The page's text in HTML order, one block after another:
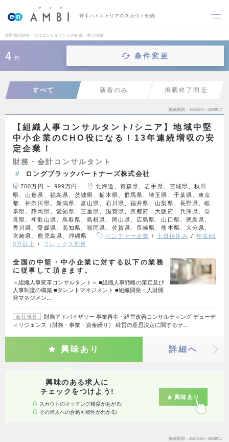
若手ハイキャリアのスカウト転職
長野県の財務・会計コンサルタントの転職・求人情報
4 件 条件変更
すべて 新着のみ 掲載終了間近
掲載期間 26/08/04～26/08/17
【組織人事コンサルタント/シニア】地域中堅
中小企業のCHO役になる！13年連続増収の安
定企業！
財務・会計コンサルタント
ロングブラックパートナーズ株式会社
700万円 ～ 999万円
北海道、青森県、岩手県、宮城県、秋田
県、山形県、福島県、茨城県、栃木県、群馬県、埼玉県、千葉県、東京
都、神奈川県、新潟県、富山県、石川県、福井県、山梨県、長野県、岐
阜県、静岡県、愛知県、三重県、滋賀県、京都府、大阪府、兵庫県、奈
良県、和歌山県、鳥取県、島根県、岡山県、広島県、山口県、徳島県、
香川県、愛媛県、高知県、福岡県、佐賀県、長崎県、熊本県、大分県、
宮崎県、鹿児島県、沖縄県
ベンチャー企業 土日祝休み
年収60
0万以上
フレックス勤務
全国の中堅・中小企業に対する以下の業務
に従事して頂きます。
＜組織人事変革コンサルタント＞ ■組織人事戦略の策定及び
人事制度の構築 ■タレントマネジメント ■組織開発・人財開
発マネジメン…
会社概要
財務アドバイザリー 事業再生・経営改善コンサルティング デューデ
ィリジェンス（財務・事業・資金繰り） 経営の意思決定に関するサ…
興味あり 詳細へ
興味のある求人に
チェックをつけよう!
スカウトのマッチング精度があがる!
その求人への合格可能性がわかる!
興味あり
掲載期間 26/07/29～26/08/11